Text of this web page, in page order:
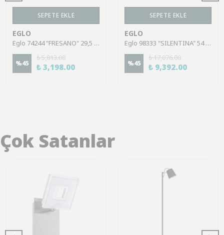
SEPETE EKLE
EGLO
Eglo 74244 "FRESANO" 29,5 Cm Çapında Beyaz Plastik Tavan Armatürü
%45
₺ 5,813.00
₺ 3,198.00
SEPETE EKLE
EGLO
Eglo 98333 "SILENTINA" 54 Cm Uzunluğunda Çelik Siyah Tavan Armatürü
%45
₺ 17,076.00
₺ 9,392.00
Çok Satanlar